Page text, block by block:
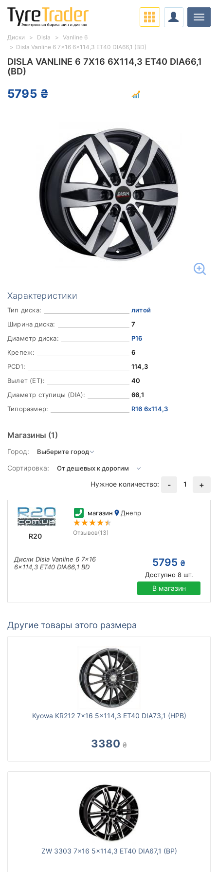
DISLA VANLINE 6 7X16 6X114,3 ET40 DIA66,1
(BD)
5795 ₴
Характеристики
Тип диска:
литой
Ширина диска:
7
Диаметр диска:
Р16
Крепеж:
6
PCD1:
114,3
Вылет (ET):
40
Диаметр ступицы (DIA):
66,1
Типоразмер:
R16 6x114,3
Магазины (1)
Город:
Сортировка:
Нужное количество:
- 1 +
R20
магазин Днепр
Отзывов(13)
Диски Disla Vanline 6 7x16
6x114,3 ET40 DIA66,1 BD
5795 ₴
Доступно 8шт.
В магазин
Другие товары этого размера
Kyowa KR212 7x16 5x114,3 ET40 DIA73,1 (HPB)
3380 ₴
ZW 3303 7x16 5x114,3 ET40 DIA67,1 (BP)
Диски Disla
Vanline 6
Disla Vanline 6 7x16 6x114,3 ET40 DIA66,1 (BD)